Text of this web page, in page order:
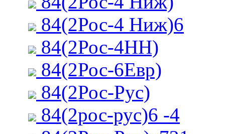
84(2Рос-4 Ниж)6
84(2Рос-4НН)
84(2Рос-6Евр)
84(2Рос-Рус)
84(2рос-рус)6 -4